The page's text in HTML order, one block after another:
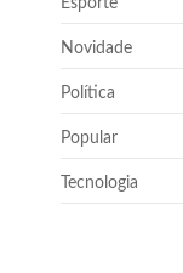
Esporte
Novidade
Política
Popular
Tecnologia